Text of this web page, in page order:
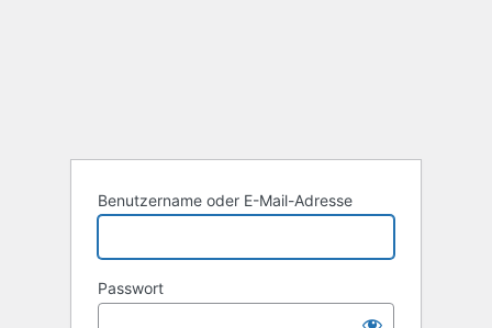
Benutzername oder E-Mail-Adresse
Passwort